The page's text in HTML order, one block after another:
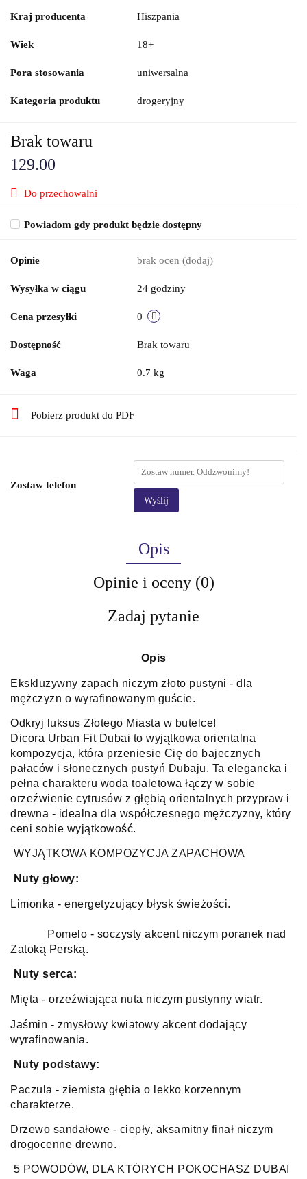
Kraj producenta Hiszpania
Wiek 18+
Pora stosowania uniwersalna
Kategoria produktu drogeryjny
Brak towaru
129.00
Do przechowalni
Powiadom gdy produkt będzie dostępny
Opinie brak ocen (dodaj)
Wysyłka w ciągu 24 godziny
Cena przesyłki 0
Dostępność Brak towaru
Waga 0.7 kg
Pobierz produkt do PDF
Zostaw telefon
Wyślij
Opis
Opinie i oceny (0)
Zadaj pytanie
Opis
Ekskluzywny zapach niczym złoto pustyni - dla
mężczyzn o wyrafinowanym guście.
Odkryj luksus Złotego Miasta w butelce!
Dicora Urban Fit Dubai to wyjątkowa orientalna
kompozycja, która przeniesie Cię do bajecznych
pałaców i słonecznych pustyń Dubaju. Ta elegancka i
pełna charakteru woda toaletowa łączy w sobie
orzeźwienie cytrusów z głębią orientalnych przypraw i
drewna - idealna dla współczesnego mężczyzny, który
ceni sobie wyjątkowość.
WYJĄTKOWA KOMPOZYCJA ZAPACHOWA
Nuty głowy:
Limonka - energetyzujący błysk świeżości.
Pomelo - soczysty akcent niczym poranek nad
Zatoką Perską.
Nuty serca:
Mięta - orzeźwiająca nuta niczym pustynny wiatr.
Jaśmin - zmysłowy kwiatowy akcent dodający
wyrafinowania.
Nuty podstawy:
Paczula - ziemista głębia o lekko korzennym
charakterze.
Drzewo sandałowe - ciepły, aksamitny finał niczym
drogocenne drewno.
5 POWODÓW, DLA KTÓRYCH POKOCHASZ DUBAI